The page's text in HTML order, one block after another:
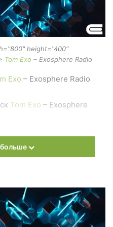
height="400"
Tom Exo – Exosphere Radio
Exo – Exosphere Radio
Tom Exo – Exosphere
Вы можете бесплатно
Tom Exo– Exosphere
radioshow Tom Exo–
Download MP3